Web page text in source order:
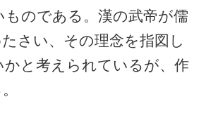
ものである。漢の武帝が儒
さい、その理念を指図し
と考えられているが、作